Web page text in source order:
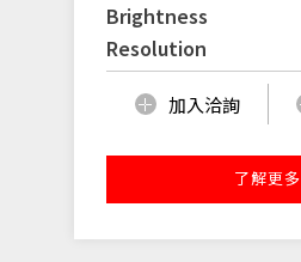
Brightness
Resolution
加入洽詢
了解更多